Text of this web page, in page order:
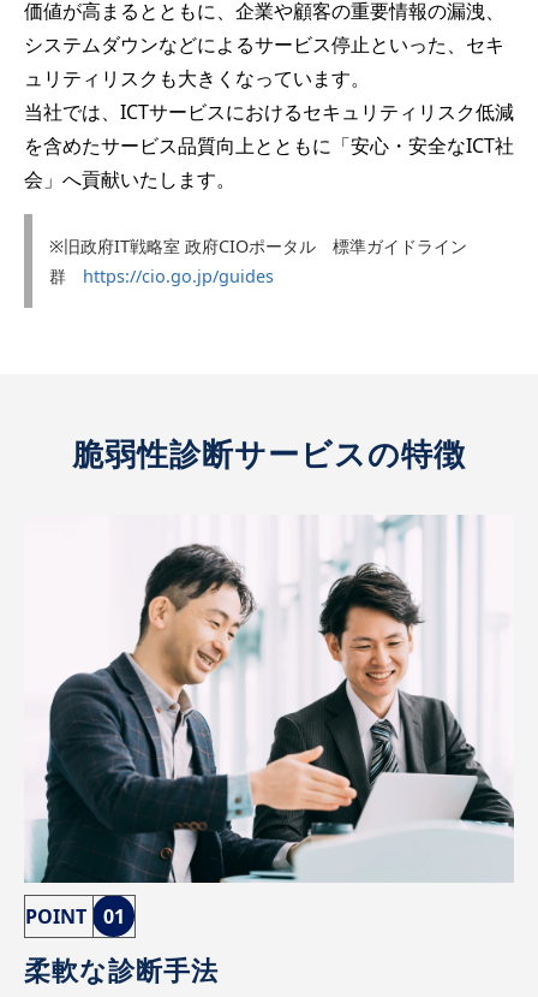
価値が高まるとともに、企業や顧客の重要情報の漏洩、
システムダウンなどによるサービス停止といった、セキ
ュリティリスクも大きくなっています。
当社では、ICTサービスにおけるセキュリティリスク低減
を含めたサービス品質向上とともに「安心・安全なICT社
会」へ貢献いたします。
※旧政府IT戦略室 政府CIOポータル 標準ガイドライン
群 https://cio.go.jp/guides
脆弱性診断サービスの特徴
POINT 01
柔軟な診断手法